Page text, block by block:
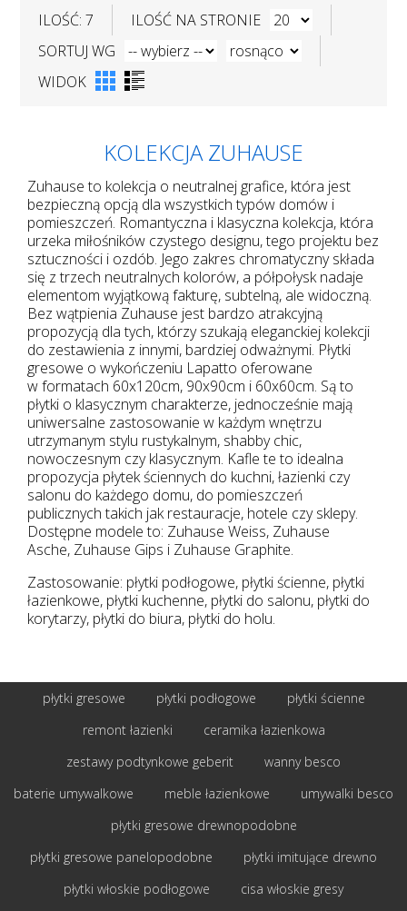
ILOŚĆ: 7
ILOŚĆ NA STRONIE
SORTUJ WG
WIDOK
KOLEKCJA ZUHAUSE
Zuhause to kolekcja o neutralnej grafice, która jest
bezpieczną opcją dla wszystkich typów domów i
pomieszczeń. Romantyczna i klasyczna kolekcja, która
urzeka miłośników czystego designu, tego projektu bez
sztuczności i ozdób. Jego zakres chromatyczny składa
się z trzech neutralnych kolorów, a półpołysk nadaje
elementom wyjątkową fakturę, subtelną, ale widoczną.
Bez wątpienia Zuhause jest bardzo atrakcyjną
propozycją dla tych, którzy szukają eleganckiej kolekcji
do zestawienia z innymi, bardziej odważnymi. Płytki
gresowe o wykończeniu Lapatto oferowane
w formatach 60x120cm, 90x90cm i 60x60cm. Są to
płytki o klasycznym charakterze, jednocześnie mają
uniwersalne zastosowanie w każdym wnętrzu
utrzymanym stylu rustykalnym, shabby chic,
nowoczesnym czy klasycznym. Kafle te to idealna
propozycja płytek ściennych do kuchni, łazienki czy
salonu do każdego domu, do pomieszczeń
publicznych takich jak restauracje, hotele czy sklepy.
Dostępne modele to: Zuhause Weiss, Zuhause
Asche, Zuhause Gips i Zuhause Graphite.
Zastosowanie: płytki podłogowe, płytki ścienne, płytki
łazienkowe, płytki kuchenne, płytki do salonu, płytki do
korytarzy, płytki do biura, płytki do holu.
płytki gresowe płytki podłogowe
płytki ścienne
remont łazienki
ceramika łazienkowa
zestawy podtynkowe geberit
wanny besco
baterie umywalkowe
meble łazienkowe
umywalki besco
płytki gresowe drewnopodobne
płytki gresowe panelopodobne
płytki imitujące drewno
płytki włoskie podłogowe
cisa włoskie gresy